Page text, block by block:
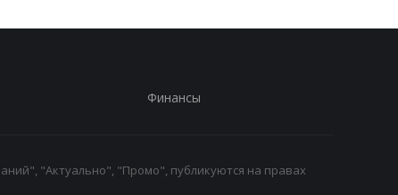
Финансы
"Актуально", "Промо", публикуются на правах